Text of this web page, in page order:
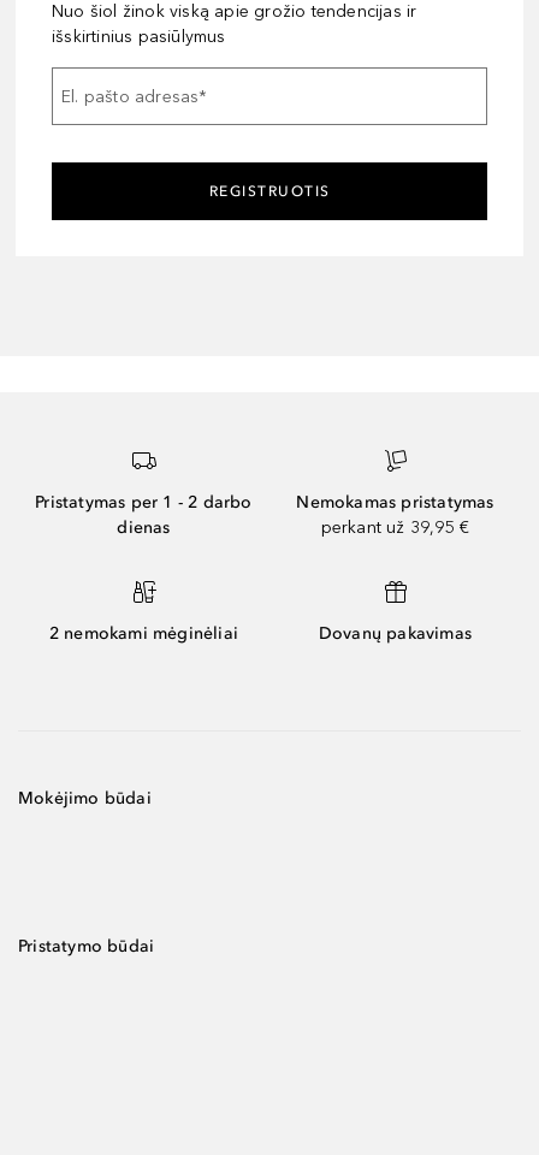
Nuo šiol žinok viską apie grožio tendencijas ir
išskirtinius pasiūlymus
El. pašto adresas*
REGISTRUOTIS
Pristatymas per 1 - 2 darbo
dienas
Nemokamas pristatymas
perkant už 39,95 €
2 nemokami mėginėliai Dovanų pakavimas
Mokėjimo būdai
Pristatymo būdai